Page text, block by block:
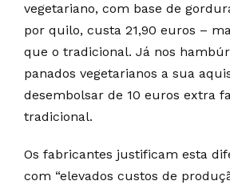
vegetariano, com base de
por quilo, custa 21,90 euros –
que o tradicional. Já nos
panados vegetarianos a sua
desembolsar de 10 euros extra
tradicional.
Os fabricantes justificam esta
com “elevados custos de